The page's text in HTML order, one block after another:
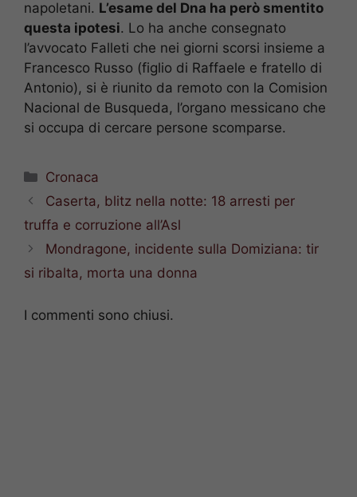
napoletani. L’esame del Dna ha però smentito
questa ipotesi. Lo ha anche consegnato
l’avvocato Falleti che nei giorni scorsi insieme a
Francesco Russo (figlio di Raffaele e fratello di
Antonio), si è riunito da remoto con la Comision
Nacional de Busqueda, l’organo messicano che
si occupa di cercare persone scomparse.
Categorie
Cronaca
Caserta, blitz nella notte: 18 arresti per
truffa e corruzione all’Asl
Mondragone, incidente sulla Domiziana: tir
si ribalta, morta una donna
I commenti sono chiusi.